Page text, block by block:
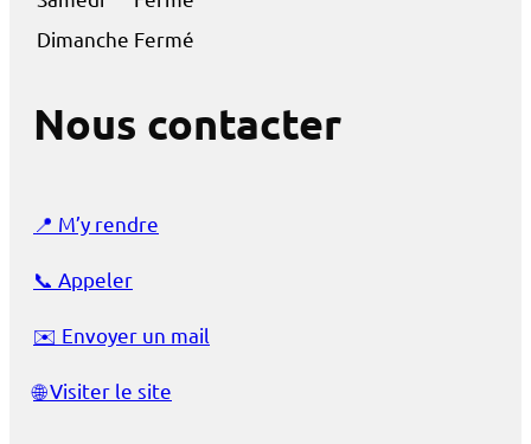
Dimanche Fermé
Nous contacter
📍 M’y rendre
📞 Appeler
✉️ Envoyer un mail
🌐Visiter le site